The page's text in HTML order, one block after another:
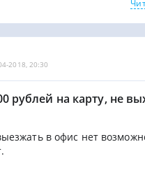
2018, 20:30
рублей на карту, не
в офис нет